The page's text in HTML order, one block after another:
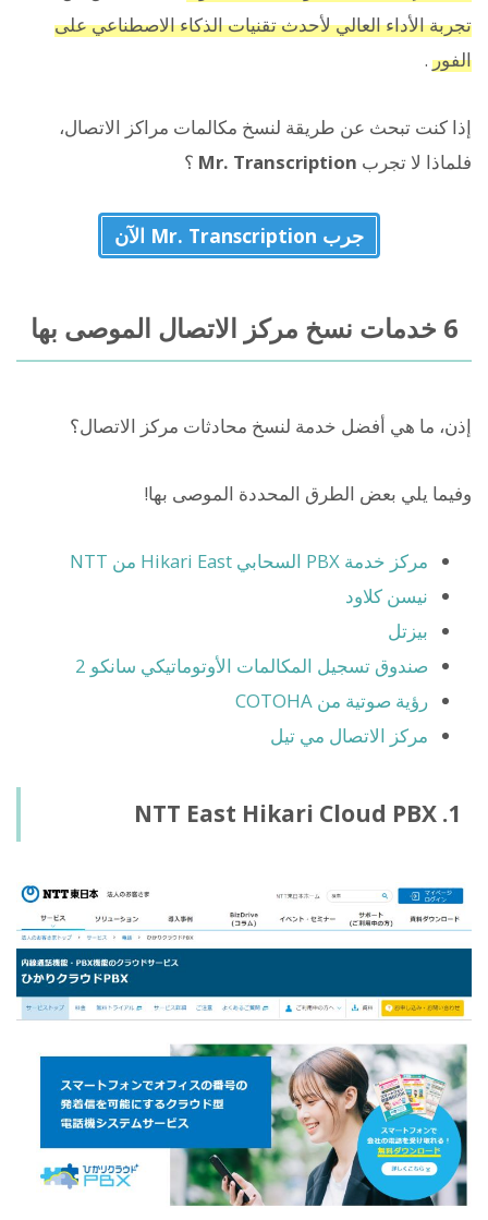
تجربة الأداء العالي لأحدث تقنيات الذكاء الاصطناعي على
الفور .
إذا كنت تبحث عن طريقة لنسخ مكالمات مراكز الاتصال،
فلماذا لا تجرب Mr. Transcription ؟
جرب Mr. Transcription الآن
6 خدمات نسخ مركز الاتصال الموصى بها
إذن، ما هي أفضل خدمة لنسخ محادثات مركز الاتصال؟
وفيما يلي بعض الطرق المحددة الموصى بها!
مركز خدمة PBX السحابي Hikari East من NTT
نيسن كلاود
بيزتل
صندوق تسجيل المكالمات الأوتوماتيكي سانكو 2
رؤية صوتية من COTOHA
مركز الاتصال مي تيل
1. NTT East Hikari Cloud PBX